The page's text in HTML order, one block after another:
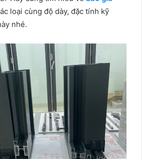
loại cùng độ dày, đặc tính kỹ
nhé.